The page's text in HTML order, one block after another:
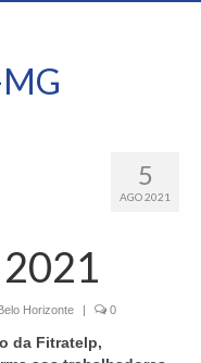
5
AGO 2021
2021
Horizonte | 0
da Fitratelp,